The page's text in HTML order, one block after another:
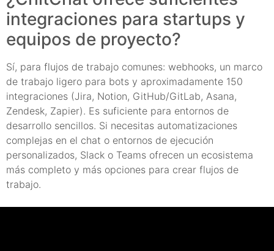
integraciones para startups y
equipos de proyecto?
Sí, para flujos de trabajo comunes: webhooks, un marco
de trabajo ligero para bots y aproximadamente 150
integraciones (Jira, Notion, GitHub/GitLab, Asana,
Zendesk, Zapier). Es suficiente para entornos de
desarrollo sencillos. Si necesitas automatizaciones
complejas en el chat o entornos de ejecución
personalizados, Slack o Teams ofrecen un ecosistema
más completo y más opciones para crear flujos de
trabajo.